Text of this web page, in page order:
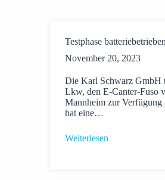
Testphase
November 20, 2023
Die Karl Schwarz GmbH
Lkw, den E-Canter-Fuso
Mannheim zur Verfügung
hat eine…
Weiterlesen